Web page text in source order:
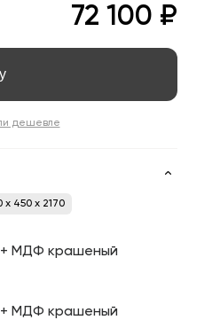
72 100 ₽
дешевле
x 450 x 2170
+ МДФ крашеный
+ МДФ крашеный